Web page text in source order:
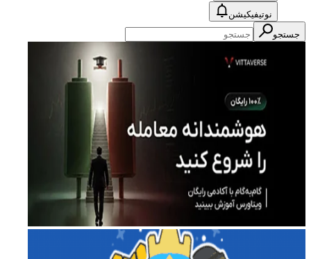
نوتیفیکیشن
جستجو